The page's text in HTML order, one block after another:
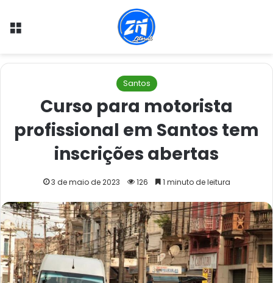
Menu
Santos
Curso para motorista
profissional em Santos tem
inscrições abertas
3 de maio de 2023 126 1 minuto de leitura